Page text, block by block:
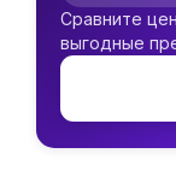
Сравните
выгодные